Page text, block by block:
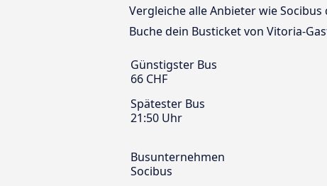
Vergleiche alle Anbieter wie
Buche dein Busticket von Vitoria-
Günstigster Bus
66 CHF
Spätester Bus
21:50 Uhr
Busunternehmen
Socibus